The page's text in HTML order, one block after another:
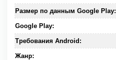
Размер по данным Google Play:
Google Play:
Требования Android:
Жанр: